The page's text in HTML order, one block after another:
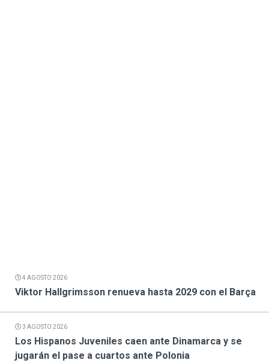
4 AGOSTO 2026
Viktor Hallgrimsson renueva hasta 2029 con el Barça
3 AGOSTO 2026
Los Hispanos Juveniles caen ante Dinamarca y se
jugarán el pase a cuartos ante Polonia